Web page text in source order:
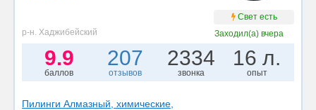
Свет есть
р-н. Хаджибейский
Заходил(а) вчера
9.9
баллов
207
отзывов
2334
звонка
16 л.
опыт
Пилинги Алмазный, химические,